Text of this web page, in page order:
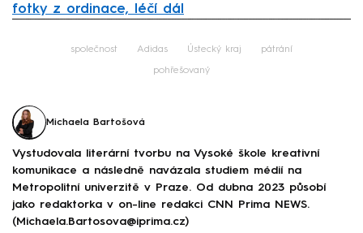
fotky z ordinace, léčí dál
společnost Adidas Ústecký kraj pátrání
pohřešovaný
Michaela Bartošová
Vystudovala literární tvorbu na Vysoké škole kreativní
komunikace a následně navázala studiem médií na
Metropolitní univerzitě v Praze. Od dubna 2023 působí
jako redaktorka v on-line redakci CNN Prima NEWS.
(Michaela.Bartosova@iprima.cz)